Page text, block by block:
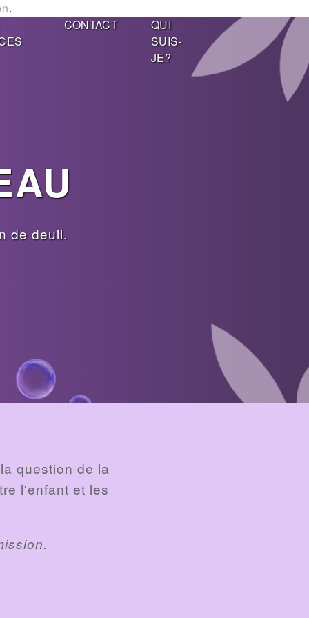
.
CONTACT
QUI
SUIS-
JE?
de deuil.
question de la
l'enfant et les